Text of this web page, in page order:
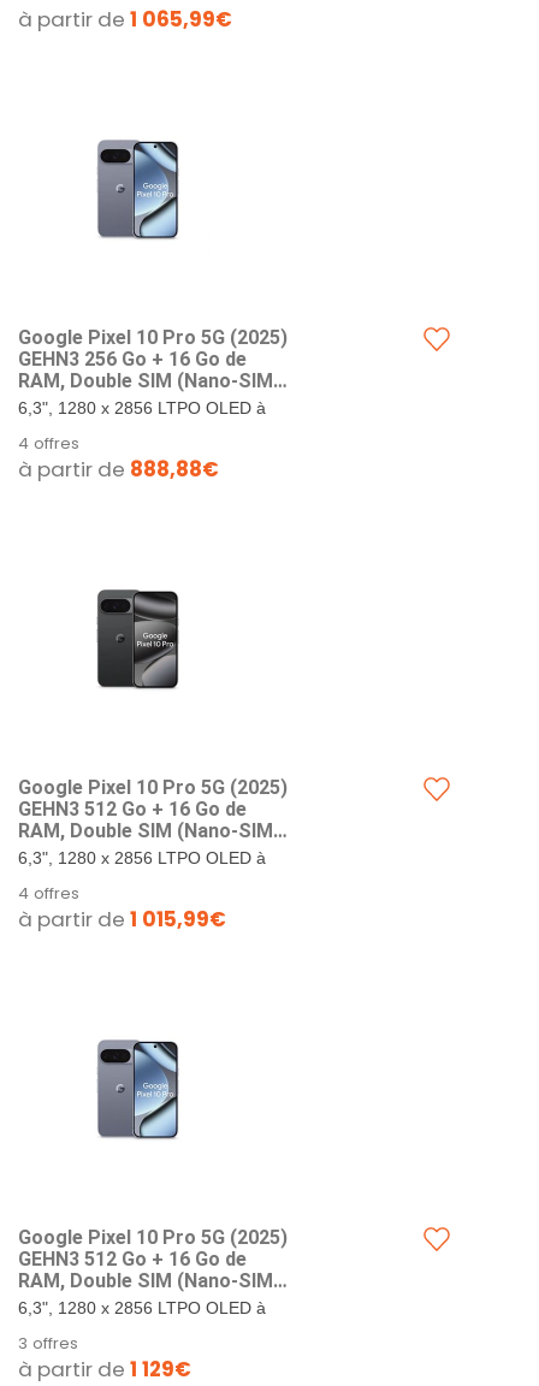
16 Go de RAM. Google...
à partir de 1 065,99€
Google Pixel 10 Pro 5G (202​5)
GEHN3 256 Go + 16 Go de
RAM, Double SIM (Nano-SIM,
eSIM), Android 1​6
Smartphone débloqué en
Usine (Pierre de Lune)
6,3", 1280 x 2856 LTPO OLED à
Glass Victus 2. 256 Go de
stockage + 16 Go de RAM.
4 offres
à partir de 888,88€
Google Pixel 10 Pro 5G (202​5)
GEHN3 512 Go + 16 Go de
RAM, Double SIM (Nano-SIM,
eSIM), Android 1​6
Smartphone débloqué en
Usine (Obsidienne)
6,3", 1280 x 2856 LTPO OLED à
Glass Victus 2. 512 Go de
stockage + 16 Go de RAM.
4 offres
à partir de 1 015,99€
Google Pixel 10 Pro 5G (202​5)
GEHN3 512 Go + 16 Go de
RAM, Double SIM (Nano-SIM,
eSIM), Android 1​6
Smartphone débloqué en
Usine (Pierre de Lune)
6,3", 1280 x 2856 LTPO OLED à
Glass Victus 2. 512 Go de
stockage + 16 Go de RAM.
3 offres
à partir de 1 129€